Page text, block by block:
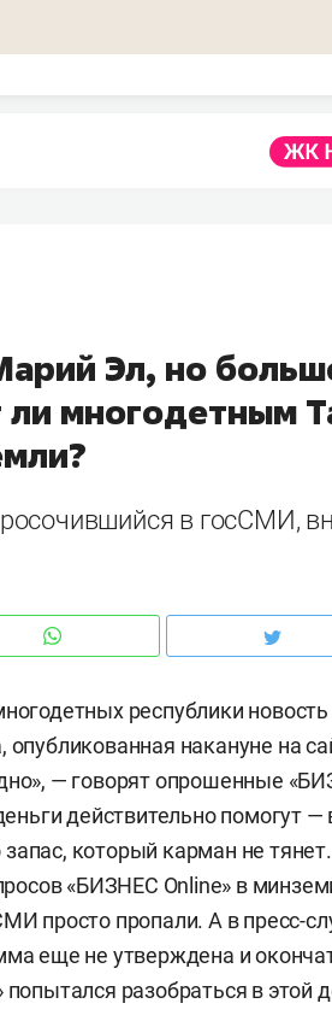
Эл, но
многодетным
в госСМИ,
республики
опубликованная накануне на
— говорят опрошенные
действительно помогут
который карман не
«БИЗНЕС Online» в
просто пропали. А в пресс-
еще не утверждена и
разобраться в этой